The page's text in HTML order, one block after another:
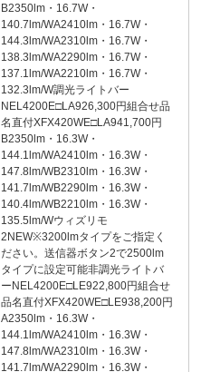
B2350lm・16.7W・
140.7lm/WA2410lm・16.7W・
144.3lm/WA2310lm・16.7W・
138.3lm/WA2290lm・16.7W・
137.1lm/WA2210lm・16.7W・
132.3lm/W調光ライトバー
NEL4200E□LA926,300円組合せ品
名直付XFX420WE□LA941,700円
B2350lm・16.3W・
144.1lm/WA2410lm・16.3W・
147.8lm/WB2310lm・16.3W・
141.7lm/WB2290lm・16.3W・
140.4lm/WB2210lm・16.3W・
135.5lm/Wウィズリモ
2NEW※3200lmタイプをご指定く
ださい。送信器ボタン2で2500lm
タイプに設定可能非調光ライトバ
ーNEL4200E□LE922,800円組合せ
品名直付XFX420WE□LE938,200円
A2350lm・16.3W・
144.1lm/WA2410lm・16.3W・
147.8lm/WA2310lm・16.3W・
141.7lm/WA2290lm・16.3W・